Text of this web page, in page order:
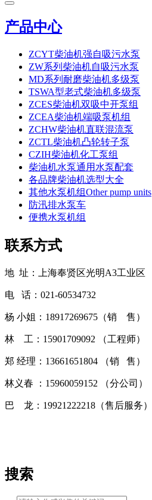
产品中心
ZCYT柴油机强自吸污水泵
ZW系列柴油机自吸污水泵
MD系列耐磨柴油机多级泵
TSWA型老式柴油机多级泵
ZCES柴油机双吸中开泵组
ZCEA柴油机端吸泵机组
ZCHW柴油机直联混流泵
ZCTL柴油机凸轮转子泵
CZIH柴油机化工泵组
柴油机水泵通用水泵配套
各品牌柴油机选型大全
其他水泵机组Other pump units
防汛排水泵车
便携水泵机组
联系方式
地 址：上海奉贤区光明A3工业区
电 话：021-60534732
杨 小姐：18917269675（销 售）
林 工：15901709092 （工程师）
郑 经理：13661651804 （销 售）
林义春 ：15960059152 （分公司）
巴 龙：19921222218（售后服务）
搜索